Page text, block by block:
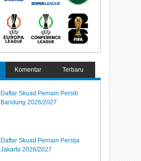
Komentar Terbaru
Daftar Skuad Pemain Persib
Bandung 2026/2027
Daftar Skuad Pemain Persija
Jakarta 2026/2027